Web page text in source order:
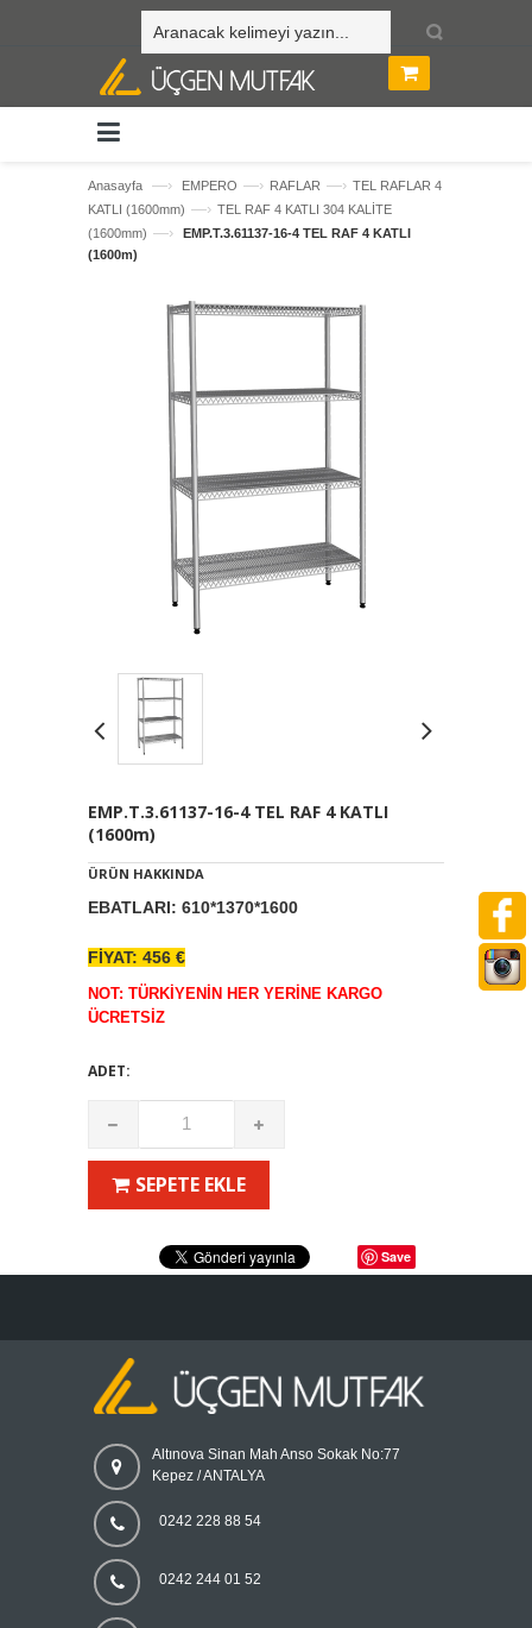
Anasayfa —› EMPERO —› RAFLAR —› TEL RAFLAR 4
KATLI (1600mm) —› TEL RAF 4 KATLI 304 KALİTE
(1600mm) —›
EMP.T.3.61137-16-4 TEL RAF 4 KATLI
(1600m)
EMP.T.3.61137-16-4 TEL RAF 4 KATLI
(1600m)
ÜRÜN HAKKINDA
EBATLARI: 610*1370*1600
FİYAT: 456 €
NOT: TÜRKİYENİN HER YERİNE KARGO
ÜCRETSİZ
ADET:
SEPETE EKLE
Save
Altınova Sinan Mah Anso Sokak No:77
Kepez / ANTALYA
0242 228 88 54
0242 244 01 52